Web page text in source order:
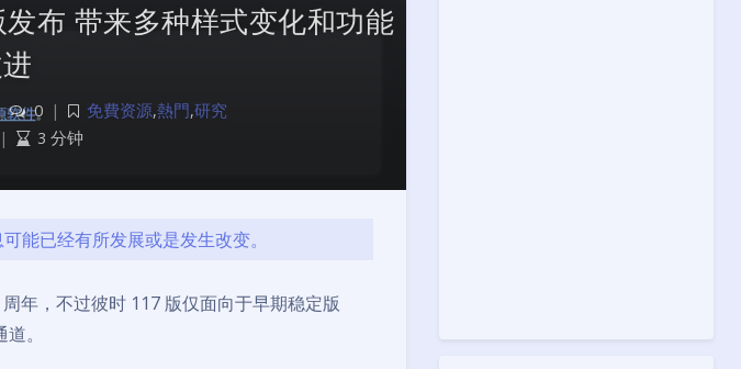
布 带来多种样式变化和功能
0 | 免費资源,熱門,研究
| 3 分钟
能已经有所发展或是发生改变。
年，不过彼时 117 版仅面向于早期稳定版
。